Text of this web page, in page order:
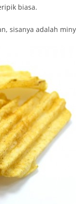
biasa.
sisanya adalah